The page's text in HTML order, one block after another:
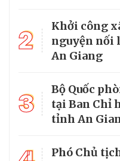
2
Khởi công
nguyện nối
An Giang
3
Bộ Quốc
tại Ban Chỉ
tỉnh An
Phó Chủ